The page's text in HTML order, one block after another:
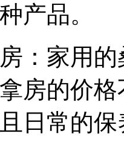
产品。
家用的
房的价
日常的